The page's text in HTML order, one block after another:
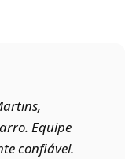
Equipe
confiável.